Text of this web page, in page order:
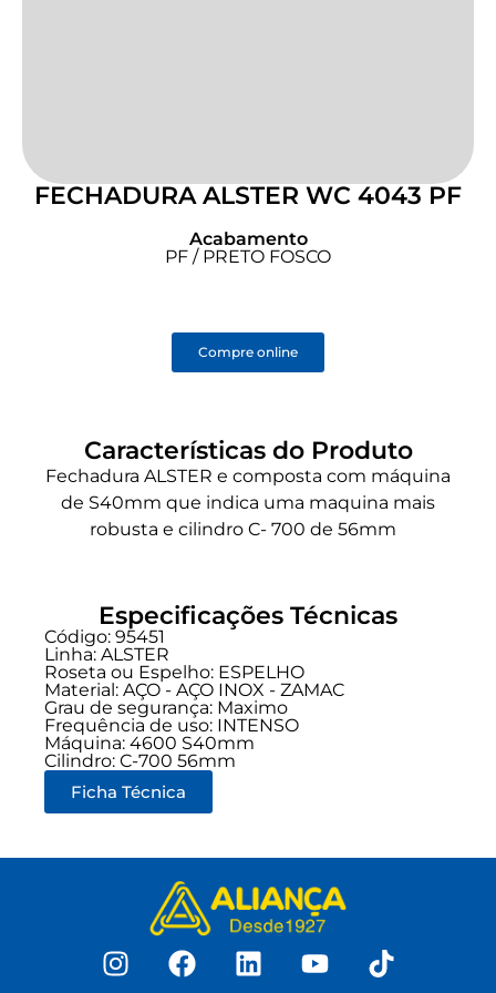
FECHADURA ALSTER WC 4043 PF
Acabamento
PF / PRETO FOSCO
Compre online
Características do Produto
Fechadura ALSTER e composta com máquina
de S40mm que indica uma maquina mais
robusta e cilindro C- 700 de 56mm
Especificações Técnicas
Código: 95451
Linha: ALSTER
Roseta ou Espelho: ESPELHO
Material: AÇO - AÇO INOX - ZAMAC
Grau de segurança: Maximo
Frequência de uso: INTENSO
Máquina: 4600 S40mm
Cilindro: C-700 56mm
Ficha Técnica